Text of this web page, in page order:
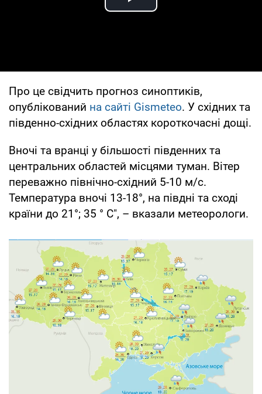
Play Video
Про це свідчить прогноз синоптиків,
опублікований на сайті Gismeteo. У східних та
південно-східних областях короткочасні дощі.
Вночі та вранці у більшості південних та
центральних областей місцями туман. Вітер
переважно північно-східний 5-10 м/с.
Температура вночі 13-18°, на півдні та сході
країни до 21°; 35 ° С", – вказали метеорологи.